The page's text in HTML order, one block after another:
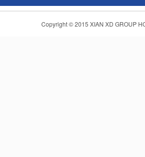
Copyright © 2015 XIAN XD GROUP